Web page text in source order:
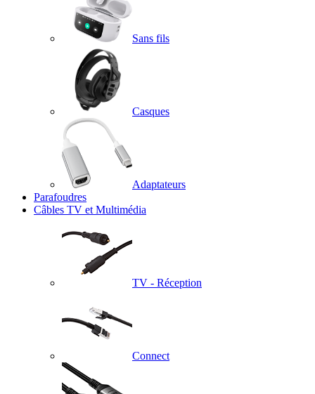
Sans fils
Casques
Adaptateurs
Parafoudres
Câbles TV et Multimédia
TV - Réception
Connect